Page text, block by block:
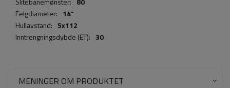
Felgdiameter: 14"
Hullavstand: 5x112
Inntrengningsdybde (ET): 30
MENINGER OM PRODUKTET